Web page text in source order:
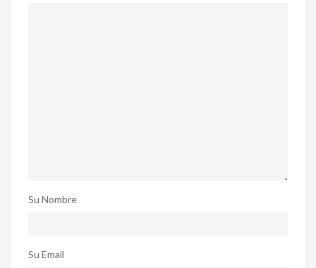
Su Nombre
Su Email